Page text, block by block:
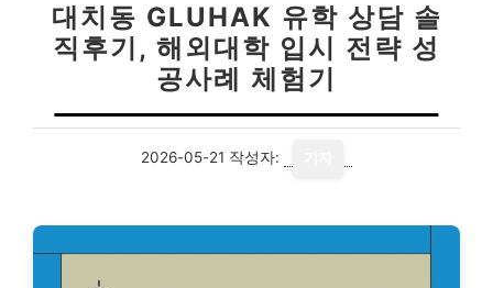
대치동 GLUHAK 유학 상담 솔
직후기, 해외대학 입시 전략 성
공사례 체험기
2026-05-21 작성자: